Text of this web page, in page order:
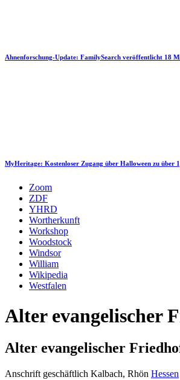
Ahnenforschung-Update: FamilySearch veröffentlicht 18
MyHeritage: Kostenloser Zugang über Halloween zu über
Zoom
ZDF
YHRD
Wortherkunft
Workshop
Woodstock
Windsor
William
Wikipedia
Westfalen
Alter evangelischer
Alter evangelischer
Anschrift geschäftlich Kalbach, Rhön Hessen